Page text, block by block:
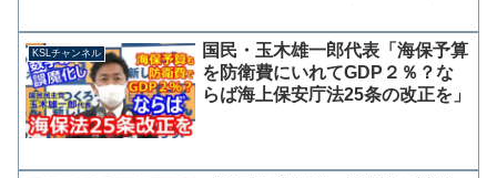
明責任が問われている立憲民主党。 ...
KSLチャンネル
国民・玉木雄一郎代表「海保予算
を防衛費にいれてGDP２％？な
らば海上保安庁法25条の改正を」